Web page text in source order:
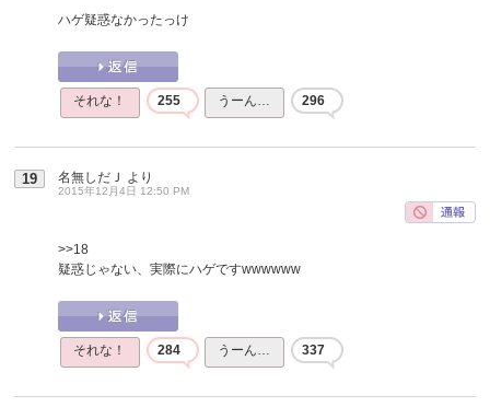
ハゲ疑惑なかったっけ
それな！ 255 うーん… 296
19 名無しだＪ より
2015年12月4日 12:50 PM
>>18
疑惑じゃない、実際にハゲですwwwwww
それな！ 284 うーん… 337